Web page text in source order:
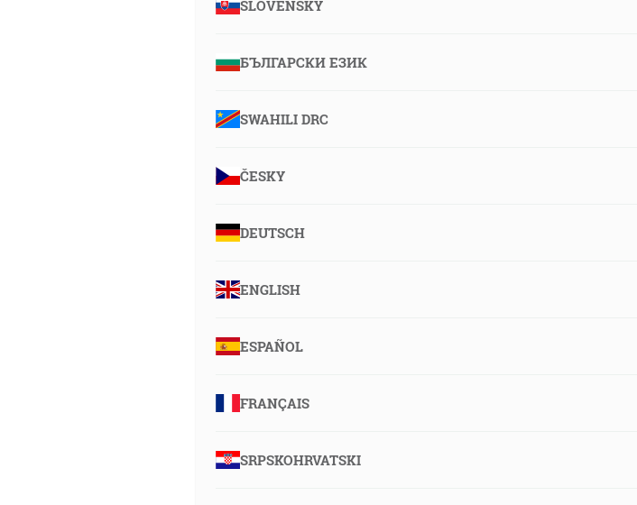
SLOVENSKY
БЪЛГАРСКИ ЕЗИК
SWAHILI DRC
ČESKY
DEUTSCH
ENGLISH
ESPAÑOL
FRANÇAIS
SRPSKOHRVATSKI